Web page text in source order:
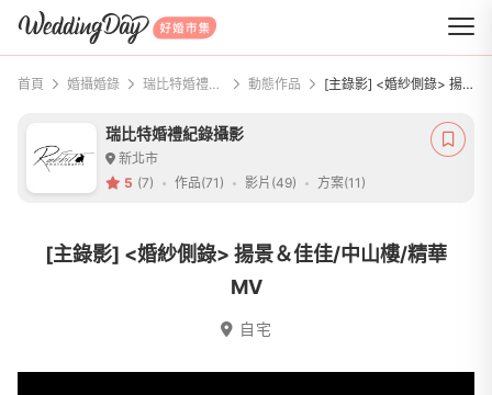
WeddingDay 好婚市集
首頁 婚攝婚錄 瑞比特婚禮紀錄攝影 動態作品 [主錄影] <婚紗側錄> 揚景＆佳佳/中山樓/精華MV
瑞比特婚禮紀錄攝影
新北市
5 (7) 作品(71) 影片(49) 方案(11)
[主錄影] <婚紗側錄> 揚景＆佳佳/中山樓/精華
MV
自宅